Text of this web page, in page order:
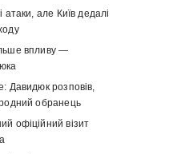
атаки, але Київ дедалі
впливу —
Давидюк розповів,
обранець
офіційний візит